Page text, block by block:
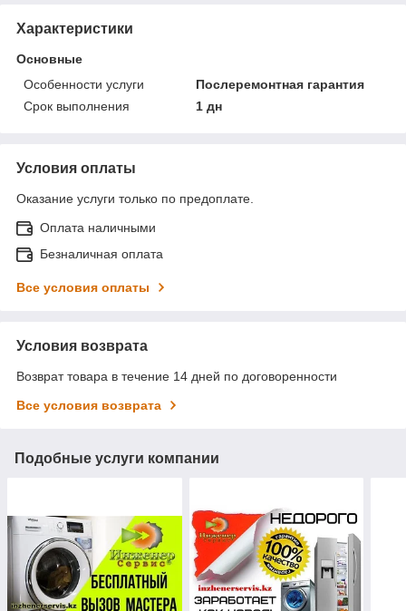
Характеристики
Основные
Особенности услуги
Послеремонтная гарантия
Срок выполнения
1 дн
Условия оплаты
Оказание услуги только по предоплате.
Оплата наличными
Безналичная оплата
Все условия оплаты
Условия возврата
Возврат товара в течение 14 дней по договоренности
Все условия возврата
Подобные услуги компании